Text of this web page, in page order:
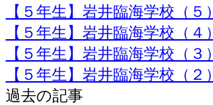
【５年生】岩井臨海学校（５）
【５年生】岩井臨海学校（４）
【５年生】岩井臨海学校（３）
【５年生】岩井臨海学校（２）
過去の記事